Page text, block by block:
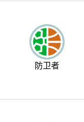
防卫者